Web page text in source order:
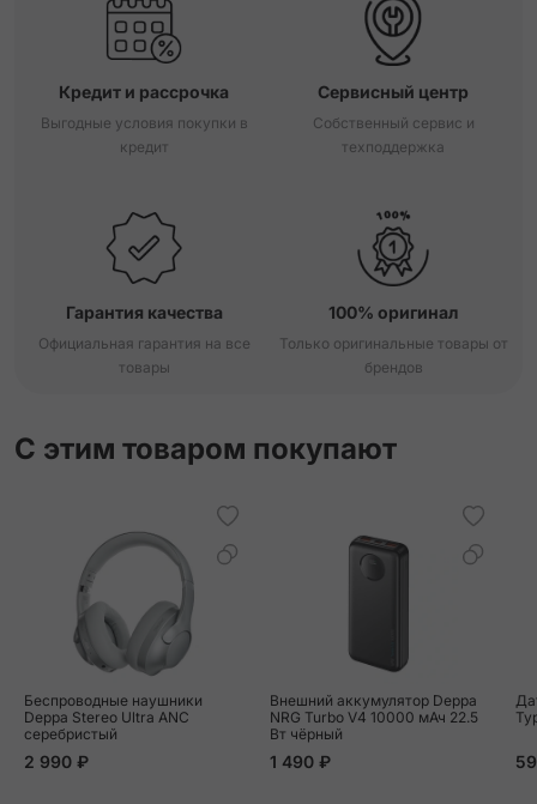
Кредит и рассрочка
Выгодные условия покупки в
кредит
Сервисный центр
Собственный сервис и
техподдержка
Гарантия качества
Официальная гарантия на все
товары
100% оригинал
Только оригинальные товары от
брендов
С этим товаром покупают
Беспроводные наушники
Deppa Stereo Ultra ANC
серебристый
2 990 ₽
Внешний аккумулятор Deppa
NRG Turbo V4 10000 мАч 22.5
Вт чёрный
1 490 ₽